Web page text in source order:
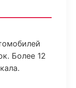
Более 12